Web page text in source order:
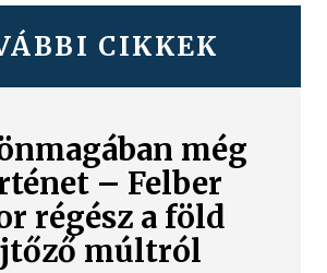
CIKKEK
még
– Felber
régész a föld
múltról